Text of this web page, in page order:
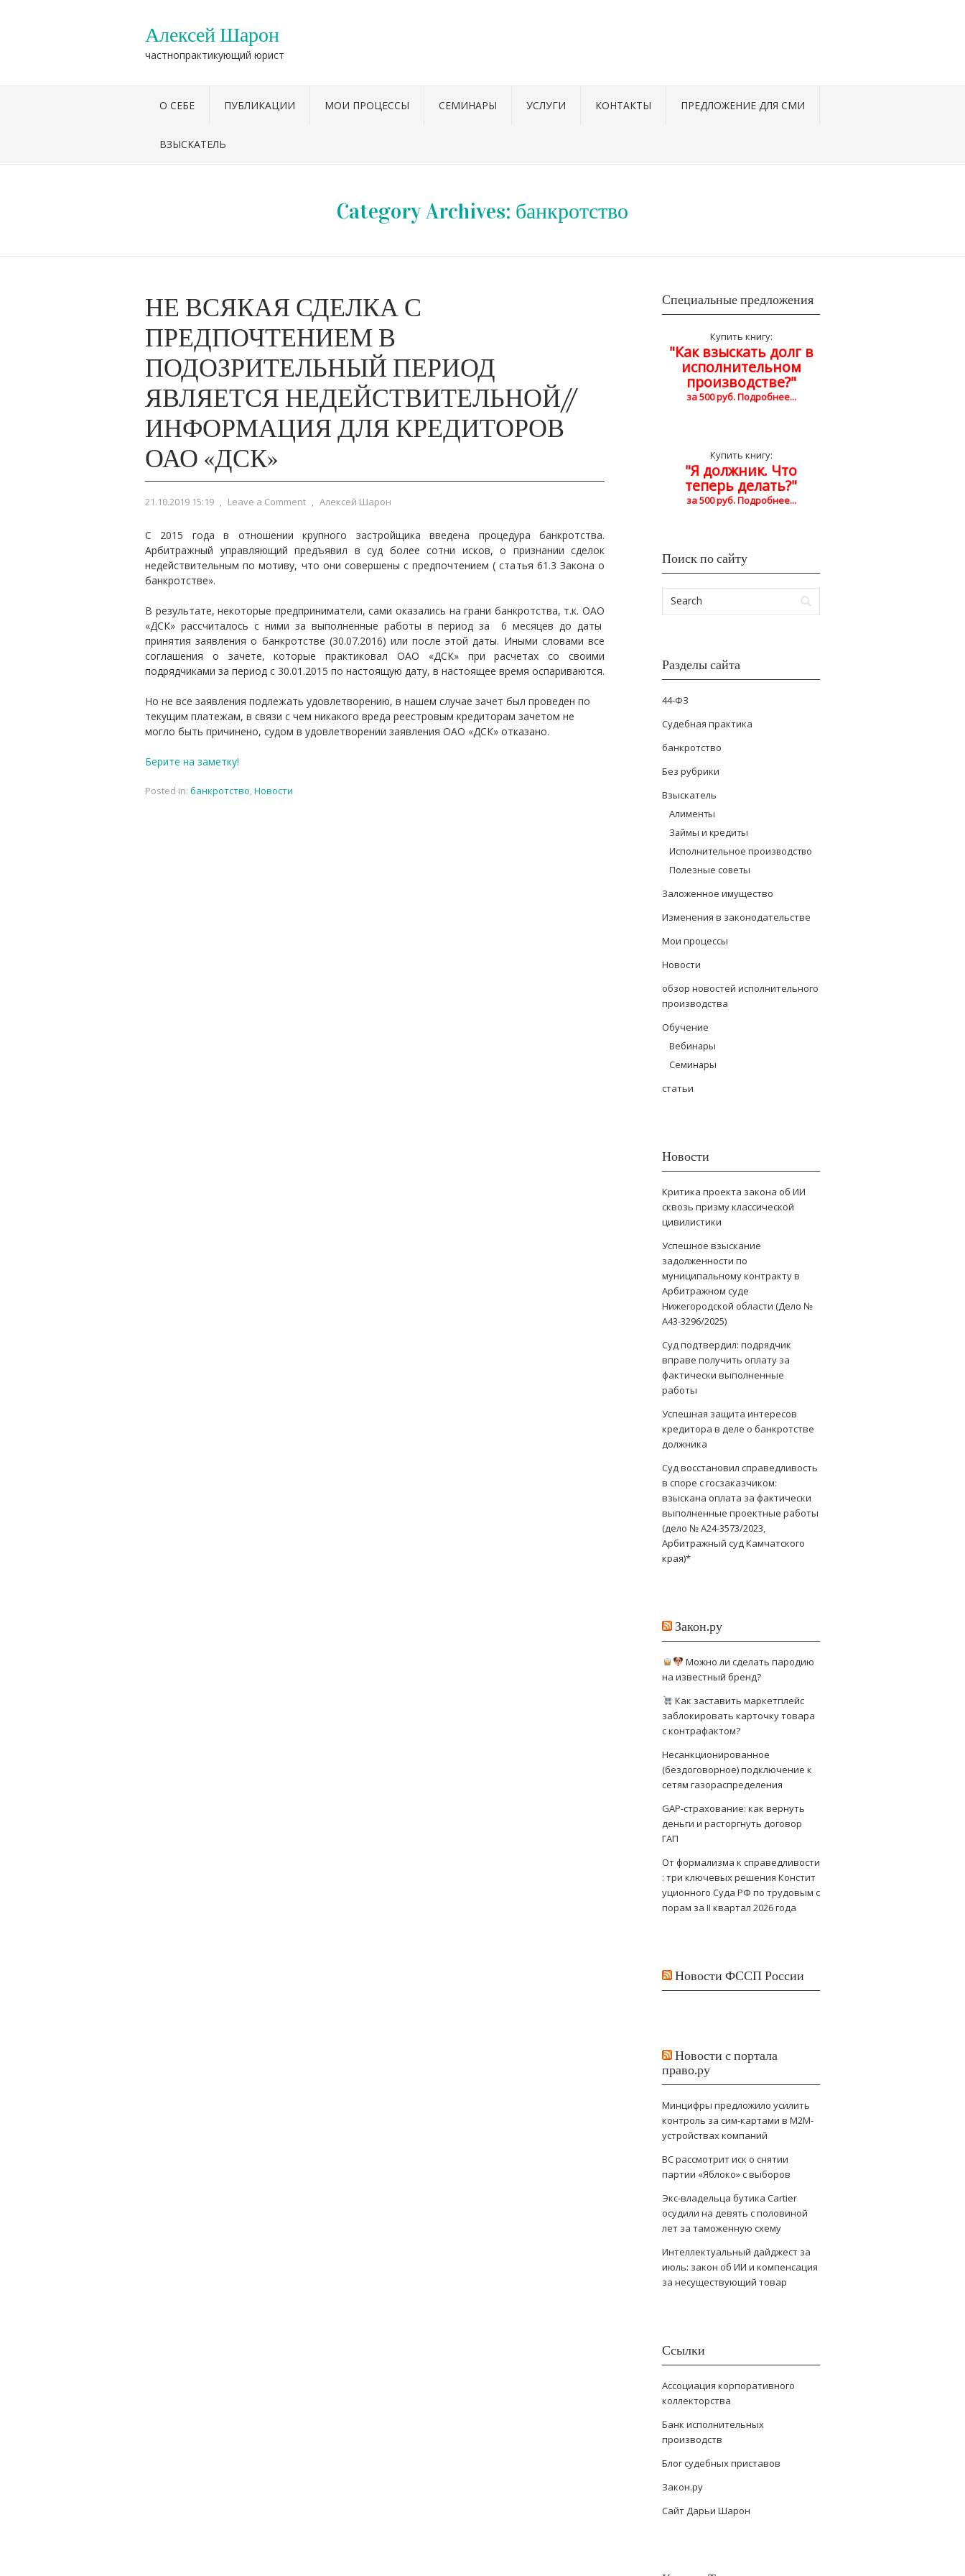
Алексей Шарон
частнопрактикующий юрист
О СЕБЕ ПУБЛИКАЦИИ МОИ ПРОЦЕССЫ СЕМИНАРЫ УСЛУГИ КОНТАКТЫ ПРЕДЛОЖЕНИЕ ДЛЯ СМИ
ВЗЫСКАТЕЛЬ
Category Archives: банкротство
НЕ ВСЯКАЯ СДЕЛКА С
ПРЕДПОЧТЕНИЕМ В
ПОДОЗРИТЕЛЬНЫЙ ПЕРИОД
ЯВЛЯЕТСЯ НЕДЕЙСТВИТЕЛЬНОЙ//
ИНФОРМАЦИЯ ДЛЯ КРЕДИТОРОВ
ОАО «ДСК»
21.10.2019 15:19 , Leave a Comment , Алексей Шарон
С 2015 года в отношении крупного застройщика введена процедура банкротства.
Арбитражный управляющий предъявил в суд более сотни исков, о признании сделок
недействительным по мотиву, что они совершены с предпочтением ( статья 61.3 Закона о
банкротстве».
В результате, некоторые предприниматели, сами оказались на грани банкротства, т.к. ОАО
«ДСК» рассчиталось с ними за выполненные работы в период за 6 месяцев до даты
принятия заявления о банкротстве (30.07.2016) или после этой даты. Иными словами все
соглашения о зачете, которые практиковал ОАО «ДСК» при расчетах со своими
подрядчиками за период с 30.01.2015 по настоящую дату, в настоящее время оспариваются.
Но не все заявления подлежать удовлетворению, в нашем случае зачет был проведен по
текущим платежам, в связи с чем никакого вреда реестровым кредиторам зачетом не
могло быть причинено, судом в удовлетворении заявления ОАО «ДСК» отказано.
Берите на заметку!
Posted in: банкротство,Новости
Специальные предложения
Купить книгу:
"Как взыскать долг в
исполнительном
производстве?"
за 500 руб. Подробнее...
Купить книгу:
"Я должник. Что
теперь делать?"
за 500 руб. Подробнее...
Поиск по сайту
Разделы сайта
44-ФЗ
Cудебная практика
банкротство
Без рубрики
Взыскатель
Алименты
Займы и кредиты
Исполнительное производство
Полезные советы
Заложенное имущество
Изменения в законодательстве
Мои процессы
Новости
обзор новостей исполнительного
производства
Обучение
Вебинары
Семинары
статьи
Новости
Критика проекта закона об ИИ
сквозь призму классической
цивилистики
Успешное взыскание
задолженности по
муниципальному контракту в
Арбитражном суде
Нижегородской области (Дело №
А43-3296/2025)
Суд подтвердил: подрядчик
вправе получить оплату за
фактически выполненные
работы
Успешная защита интересов
кредитора в деле о банкротстве
должника
Суд восстановил справедливость
в споре с госзаказчиком:
взыскана оплата за фактически
выполненные проектные работы
(дело № А24-3573/2023,
Арбитражный суд Камчатского
края)*
Закон.ру
Можно ли сделать пародию
на известный бренд?
Как заставить маркетплейс
заблокировать карточку товара
с контрафактом?
Несанкционированное
(бездоговорное) подключение к
сетям газораспределения
GAP-страхование: как вернуть
деньги и расторгнуть договор
ГАП
От формализма к справедливости
: три ключевых решения Констит
уционного Суда РФ по трудовым с
порам за II квартал 2026 года
Новости ФССП России
Новости с портала
право.ру
Минцифры предложило усилить
контроль за сим-картами в M2M-
устройствах компаний
ВС рассмотрит иск о снятии
партии «Яблоко» с выборов
Экс-владельца бутика Cartier
осудили на девять с половиной
лет за таможенную схему
Интеллектуальный дайджест за
июль: закон об ИИ и компенсация
за несуществующий товар
Ссылки
Ассоциация корпоративного
коллекторства
Банк исполнительных
производств
Блог судебных приставов
Закон.ру
Сайт Дарьи Шарон